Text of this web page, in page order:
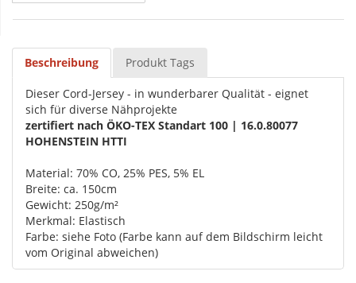
Beschreibung Produkt Tags
Dieser Cord-Jersey - in wunderbarer Qualität - eignet
sich für diverse Nähprojekte
zertifiert nach ÖKO-TEX Standart 100 | 16.0.80077
HOHENSTEIN HTTI
Material: 70% CO, 25% PES, 5% EL
Breite: ca. 150cm
Gewicht: 250g/m²
Merkmal: Elastisch
Farbe: siehe Foto (Farbe kann auf dem Bildschirm leicht
vom Original abweichen)